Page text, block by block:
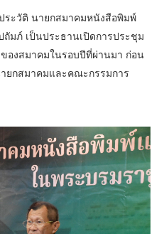
ระวัติ นายกสมาคมหนังสือพิมพ์
มภ์ เป็นประธานเปิดการประชุม
องสมาคมในรอบปีที่ผ่านมา ก่อน
ยกสมาคมและคณะกรรมการ